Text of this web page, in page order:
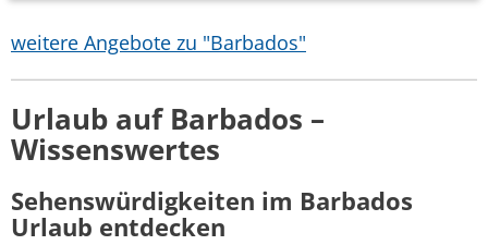
weitere Angebote zu "Barbados"
Urlaub auf Barbados –
Wissenswertes
Sehenswürdigkeiten im Barbados
Urlaub entdecken